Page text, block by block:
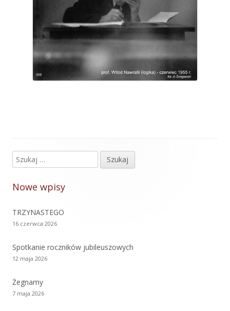
Główny
panel
Szukaj:
Nowe wpisy
TRZYNASTEGO
16 czerwca 2026
Spotkanie roczników jubileuszowych
12 maja 2026
Żegnamy
7 maja 2026